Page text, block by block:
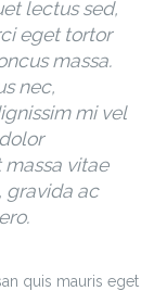
lectus sed,
eget tortor
massa.
nec,
mi vel
vitae
gravida ac
quis mauris eget